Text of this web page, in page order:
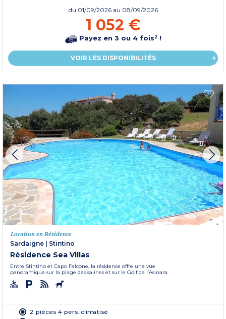
du 01/09/2026 au 08/09/2026
1 052 €
Payez en 3 ou 4 fois² !
VOIR LES DISPONIBILITÉS
Location en Résidence
Sardaigne | Stintino
Résidence Sea Villas
Entre Stintino et Capo Falcone, la résidence offre une vue
panoramique sur la plage des salines et sur le Golf de l’Asinara.
2 pièces 4 pers. climatisé